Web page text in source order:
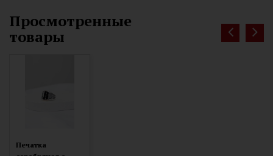
Просмотренные
товары
Печатка